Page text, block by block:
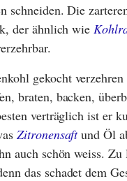
schneiden. Die
der ähnlich wie
gekocht
braten, backen,
verträglich ist er
Zitronensaftund Öl
auch schön weiss. Zu
das schadet dem